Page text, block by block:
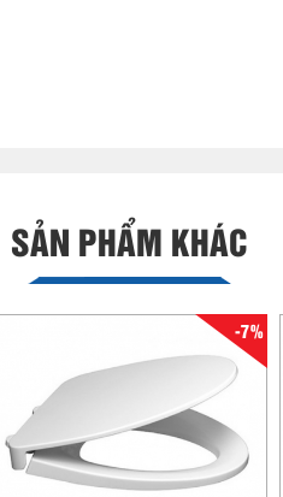
SẢN PHẨM KHÁC
-7%